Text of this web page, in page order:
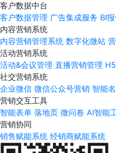
客户数据中台
客户数据管理 广告集成服务 BI
内容营销系统
内容营销管理系统 数字化微站
活动营销系统
活动&会议管理 直播营销管理
社交营销系统
企业微信 微信公众号营销 智能
营销交互工具
智能表单 落地页 微问卷 AI智能
营销协同
销售赋能系统 经销商赋能系统